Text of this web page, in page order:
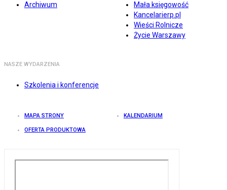
Archiwum
Mała księgowość
Kancelarierp.pl
Wieści Rolnicze
Życie Warszawy
NASZE WYDARZENIA
Szkolenia i konferencje
MAPA STRONY KALENDARIUM
OFERTA PRODUKTOWA